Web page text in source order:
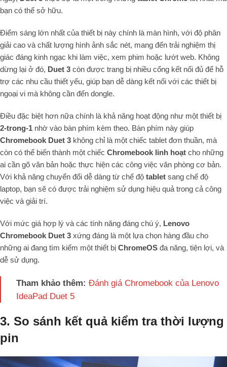
bạn có thể sở hữu.
Điểm sáng lớn nhất của thiết bị này chính là màn hình, với độ phân
giải cao và chất lượng hình ảnh sắc nét, mang đến trải nghiệm thị
giác đáng kinh ngạc khi làm việc, xem phim hoặc lướt web. Không
dừng lại ở đó, Duet 3 còn được trang bị nhiều cổng kết nối đủ để hỗ
trợ các nhu cầu thiết yếu, giúp bạn dễ dàng kết nối với các thiết bị
ngoại vi mà không cần đến dongle.
Điều đặc biệt hơn nữa chính là khả năng hoạt động như một thiết bị
2-trong-1 nhờ vào bàn phím kèm theo. Bàn phím này giúp
Chromebook Duet 3 không chỉ là một chiếc tablet đơn thuần, mà
còn có thể biến thành một chiếc Chromebook linh hoạt cho những
ai cần gõ văn bản hoặc thực hiện các công việc văn phòng cơ bản.
Với khả năng chuyển đổi dễ dàng từ chế độ tablet sang chế độ
laptop, bạn sẽ có được trải nghiệm sử dụng hiệu quả trong cả công
việc và giải trí.
Với mức giá hợp lý và các tính năng đáng chú ý, Lenovo
Chromebook Duet 3 xứng đáng là một lựa chọn hàng đầu cho
những ai đang tìm kiếm một thiết bị ChromeOS đa năng, tiện lợi, và
dễ sử dụng.
Tham khảo thêm: Đánh giá Chromebook của Lenovo
IdeaPad Duet 5
3. So sánh kết quả kiểm tra thời lượng
pin